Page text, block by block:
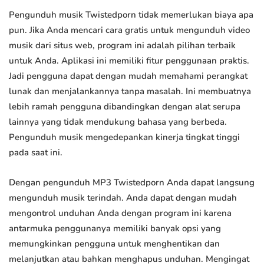
Pengunduh musik Twistedporn tidak memerlukan biaya apa
pun. Jika Anda mencari cara gratis untuk mengunduh video
musik dari situs web, program ini adalah pilihan terbaik
untuk Anda. Aplikasi ini memiliki fitur penggunaan praktis.
Jadi pengguna dapat dengan mudah memahami perangkat
lunak dan menjalankannya tanpa masalah. Ini membuatnya
lebih ramah pengguna dibandingkan dengan alat serupa
lainnya yang tidak mendukung bahasa yang berbeda.
Pengunduh musik mengedepankan kinerja tingkat tinggi
pada saat ini.
Dengan pengunduh MP3 Twistedporn Anda dapat langsung
mengunduh musik terindah. Anda dapat dengan mudah
mengontrol unduhan Anda dengan program ini karena
antarmuka penggunanya memiliki banyak opsi yang
memungkinkan pengguna untuk menghentikan dan
melanjutkan atau bahkan menghapus unduhan. Mengingat